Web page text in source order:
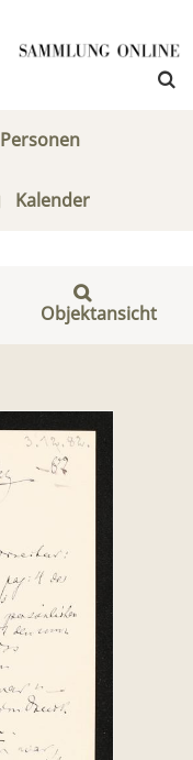
Personen
Kalender
Objektansicht